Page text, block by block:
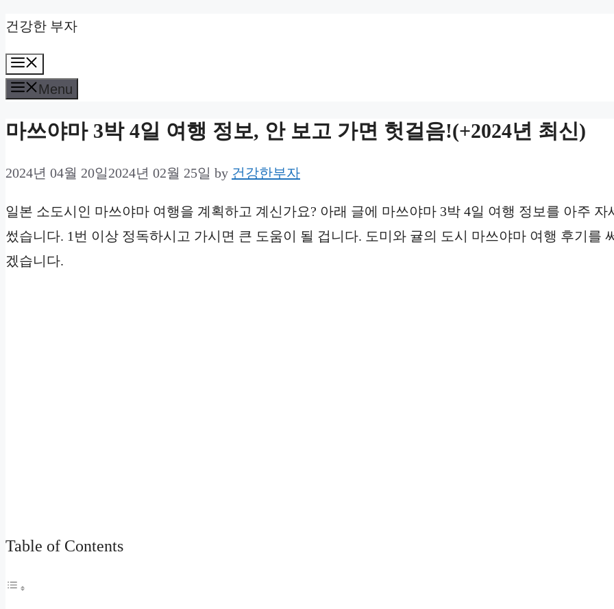
Skip
to
content
건강한 부자
Menu
마쓰야마 3박 4일 여행 정보, 안 보고 가면 헛걸음!(+2024년 최신)
2024년 04월 20일2024년 02월 25일 by 건강한부자
일본 소도시인 마쓰야마 여행을 계획하고 계신가요? 아래 글에 마쓰야마 3박 4일 여행 정보를 아주 자
썼습니다. 1번 이상 정독하시고 가시면 큰 도움이 될 겁니다. 도미와 귤의 도시 마쓰야마 여행 후기를
겠습니다.
Table of Contents